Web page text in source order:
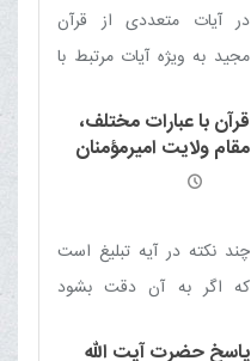
پیش چشمان ما بوده و
در آیات متعددی از قرآن
مجید به ویژه آیات مرتبط با
نیروهای مسلمان و همچنین
ایجاد یأس و ناامیدی در
قرآن با عبارات مختلف،
مقام ولایت امیرمؤمنان
علیه السلام را بیان کرده
چند نکته در آیه تبلیغ است
که اگر به آن دقت بشود
پاسخ حضرت آیت الله